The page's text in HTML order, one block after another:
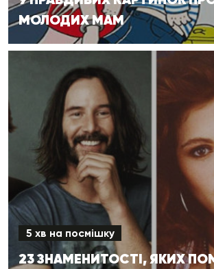
МОЛОДИХ МАМ
5 хв на посмішку
23 ЗНАМЕНИТОСТІ, ЯКИХ